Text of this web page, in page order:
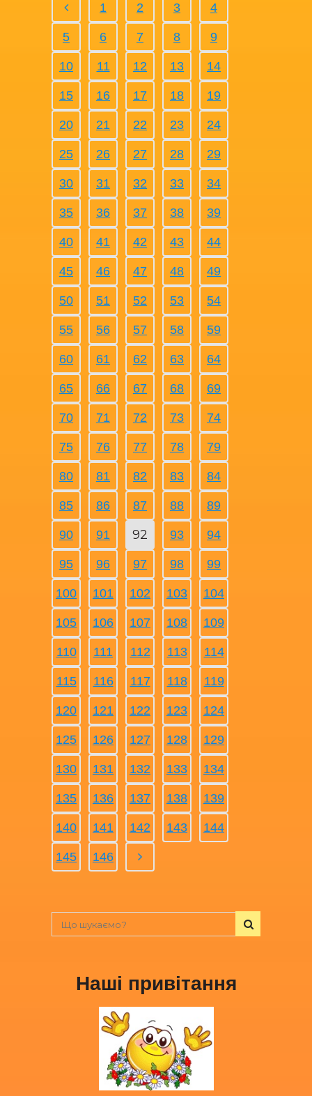
1 2 3 4
5 6 7 8 9
10 11 12 13 14
15 16 17 18 19
20 21 22 23 24
25 26 27 28 29
30 31 32 33 34
35 36 37 38 39
40 41 42 43 44
45 46 47 48 49
50 51 52 53 54
55 56 57 58 59
60 61 62 63 64
65 66 67 68 69
70 71 72 73 74
75 76 77 78 79
80 81 82 83 84
85 86 87 88 89
90 91 92 93 94
95 96 97 98 99
100 101 102 103 104
105 106 107 108 109
110 111 112 113 114
115 116 117 118 119
120 121 122 123 124
125 126 127 128 129
130 131 132 133 134
135 136 137 138 139
140 141 142 143 144
145 146
Наші привітання